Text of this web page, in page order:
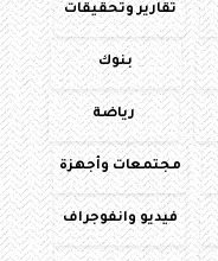
تقارير وتحقيقات
بنوك
رياضة
مجتمعات وأجهزة
فيديو وانفوجراف